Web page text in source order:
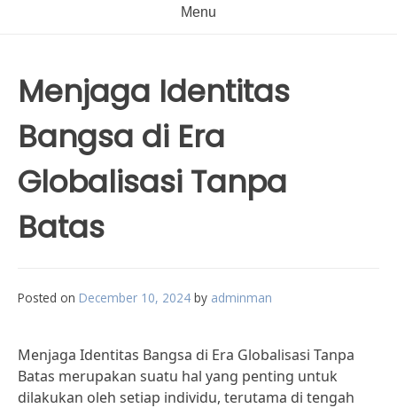
Menu
Menjaga Identitas
Bangsa di Era
Globalisasi Tanpa
Batas
Posted on December 10, 2024 by adminman
Menjaga Identitas Bangsa di Era Globalisasi Tanpa
Batas merupakan suatu hal yang penting untuk
dilakukan oleh setiap individu, terutama di tengah